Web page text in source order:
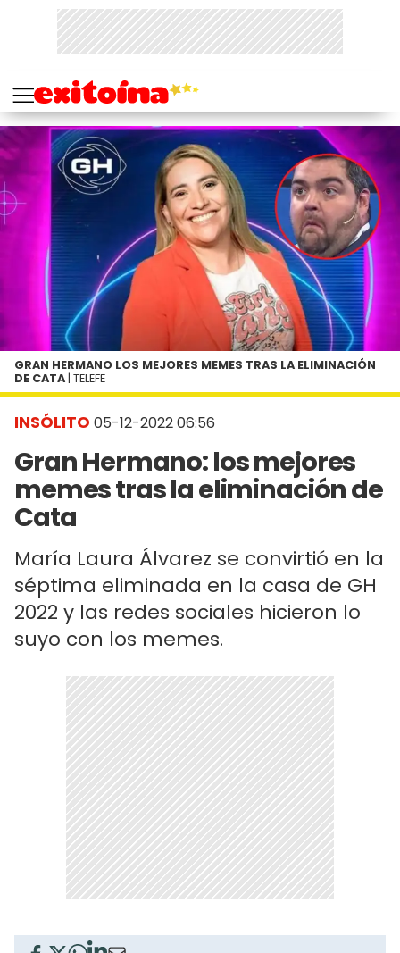
INSÓLITO 05-12-2022 06:56
Gran Hermano: los mejores
memes tras la eliminación de
Cata
María Laura Álvarez se convirtió en la
séptima eliminada en la casa de GH
2022 y las redes sociales hicieron lo
suyo con los memes.
GRAN HERMANO LOS MEJORES MEMES TRAS LA ELIMINACIÓN
DE CATA | TELEFE